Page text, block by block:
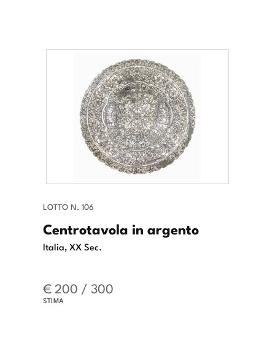
LOTTO N. 106
Centrotavola in argento
Italia, XX Sec.
€ 200 / 300
STIMA